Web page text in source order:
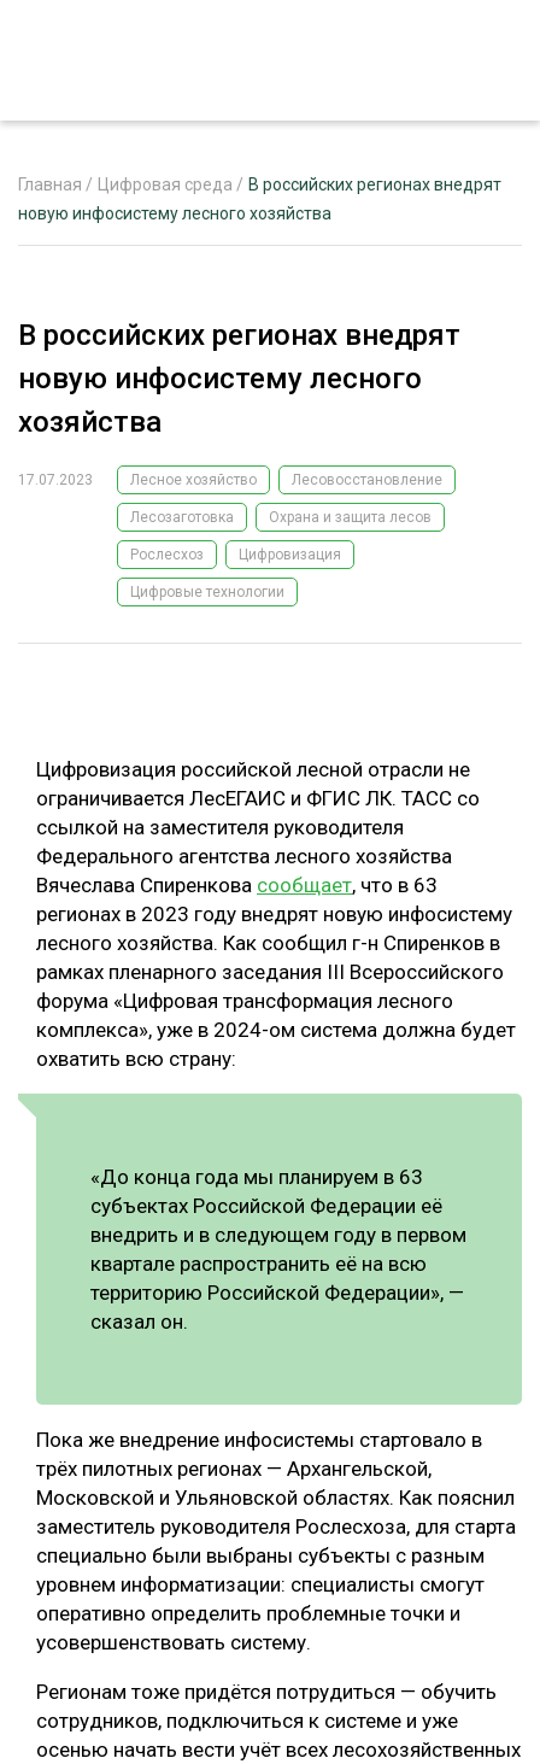
РЕКЛАМОДАТЕЛЯМ
ЛЕСНОЕ ХОЗЯЙСТВО
ЛЕСОЗАГОТОВКА
ОБРАБОТКА ДРЕВЕСИНЫ
ПРОИЗВОДСТВО ДРЕВЕСНЫХ ПЛИТ
ЦБП
КОМПЛЕКСНАЯ ПЕРЕРАБОТКА
ЛЕСОПИЛЕНИЕ
ДЕРЕВЯННОЕ ДОМОСТРОЕНИЕ
БЕЗОПАСНОЕ ПРОИЗВОДСТВО
СОРТИРОВКА ДРЕВЕСИНЫ
ПОДБОРКИ СТАТЕЙ
ЭКСПЕРТНОЕ МНЕНИЕ
Главная / Цифровая среда / В российских регионах внедрят
новую инфосистему лесного хозяйства
В российских регионах внедрят
новую инфосистему лесного
хозяйства
17.07.2023 Лесное хозяйство Лесовосстановление
Лесозаготовка Охрана и защита лесов
Рослесхоз Цифровизация
Цифровые технологии
Цифровизация российской лесной отрасли не
ограничивается ЛесЕГАИС и ФГИС ЛК. ТАСС со
ссылкой на заместителя руководителя
Федерального агентства лесного хозяйства
Вячеслава Спиренкова сообщает, что в 63
регионах в 2023 году внедрят новую инфосистему
лесного хозяйства. Как сообщил г-н Спиренков в
рамках пленарного заседания III Всероссийского
форума «Цифровая трансформация лесного
комплекса», уже в 2024-ом система должна будет
охватить всю страну:
«До конца года мы планируем в 63
субъектах Российской Федерации её
внедрить и в следующем году в первом
квартале распространить её на всю
территорию Российской Федерации», —
сказал он.
Пока же внедрение инфосистемы стартовало в
трёх пилотных регионах — Архангельской,
Московской и Ульяновской областях. Как пояснил
заместитель руководителя Рослесхоза, для старта
специально были выбраны субъекты с разным
уровнем информатизации: специалисты смогут
оперативно определить проблемные точки и
усовершенствовать систему.
Регионам тоже придётся потрудиться — обучить
сотрудников, подключиться к системе и уже
осенью начать вести учёт всех лесохозяйственных